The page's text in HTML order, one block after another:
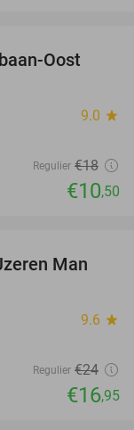
42%
Oost
9.0 star
Regulier €18
€10,50
29%
Man
9.6 star
Regulier €24
€16,95